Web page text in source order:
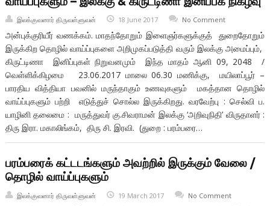
இலக்குவனார் திருவள்ளுவன் 18 June 2017 No Comment
அன்புக்குரியீர் வணக்கம். மாதந்தோறும் இளைஞர்களுக்குத் துறைதோறும்
இருக்கிற தொழில் வாய்ப்புகளை அறிமுகப்படுத்தி வரும் இலக்கு அமைப்பும்,
கிருட்டிணா இனிப்புகள் நிறுவனமும் இந்த மாதம் ஆனி 09, 2048 /
வெள்ளிக்கிழமை 23.06.2017 மாலை 06.30 மணிக்கு, மயிலாப்பூர் –
பாரதிய வித்தியா பவனில் மருந்தாகும் உணவுகளும் மகத்தான தொழில்
வாய்ப்புகளும் பற்றி எடுத்துச் சொல்ல இருக்கிறது. வரவேற்பு : செல்வி ப.
யாழினி தலைமை : மருத்துவர் கு.சிவராமன் இலக்கு ‘அறிவுநிதி’ விருதாளர் :
திரு இரா. மகாலிங்கம், திரு சி. இரவி. (துறை : பரம்பரை…
பரம்பரைக் கட்டடங்களும் அவற்றில் இருக்கும் வேலை /
தொழில் வாய்ப்புகளும்
இலக்குவனார் திருவள்ளுவன் 19 March 2017 No Comment